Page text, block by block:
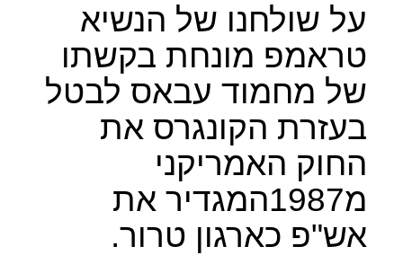
על שולחנו של הנשיא
טראמפ מונחת בקשתו
של מחמוד עבאס לבטל
בעזרת הקונגרס את
החוק האמריקני
מ1987המגדיר את
אש"פ כארגון טרור.